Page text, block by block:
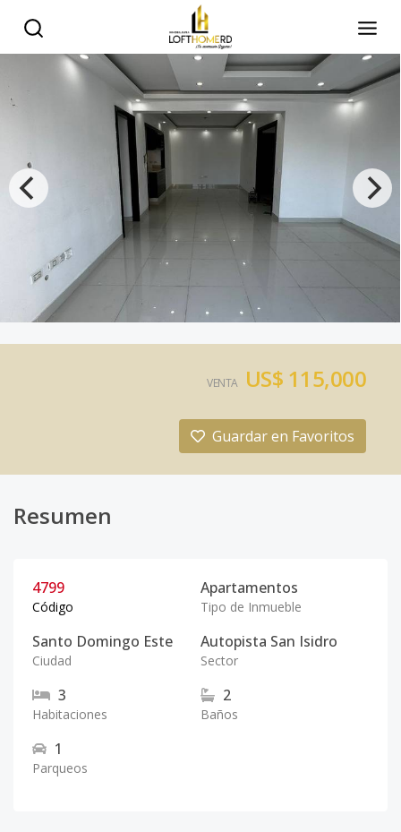
VENTA US$ 115,000
Guardar en Favoritos
Resumen
4799
Código
Apartamentos
Tipo de Inmueble
Santo Domingo Este
Ciudad
Autopista San Isidro
Sector
3
Habitaciones
2
Baños
1
Parqueos